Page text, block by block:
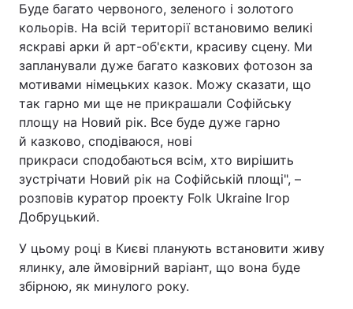
Тема оформлення
Буде багато червоного, зеленого і золотого
кольорів. На всій території встановимо великі
яскраві арки й арт-об'єкти, красиву сцену. Ми
запланували дуже багато казкових фотозон за
мотивами німецьких казок. Можу сказати, що
так гарно ми ще не прикрашали Софійську
площу на Новий рік. Все буде дуже гарно
й казково, сподіваюся, нові
прикраси сподобаються всім, хто вирішить
зустрічати Новий рік на Софійській площі", –
розповів куратор проекту Folk Ukraine Ігор
Добруцький.
У цьому році в Києві планують встановити живу
ялинку, але ймовірний варіант, що вона буде
збірною, як минулого року.